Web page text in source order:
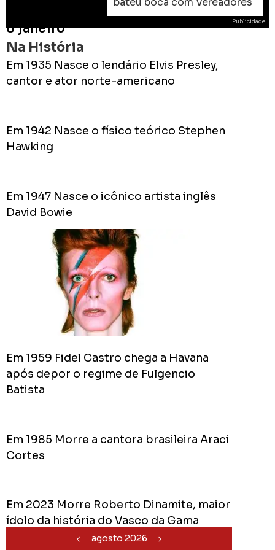
8 janeiro
Na História
Em 1935 Nasce o lendário Elvis Presley,
cantor e ator norte-americano
Em 1942 Nasce o físico teórico Stephen
Hawking
Em 1947 Nasce o icônico artista inglês
David Bowie
Em 1959 Fidel Castro chega a Havana
após depor o regime de Fulgencio
Batista
Em 1985 Morre a cantora brasileira Araci
Cortes
Em 2023 Morre Roberto Dinamite, maior
ídolo da história do Vasco da Gama
agosto 2026
Publicidade